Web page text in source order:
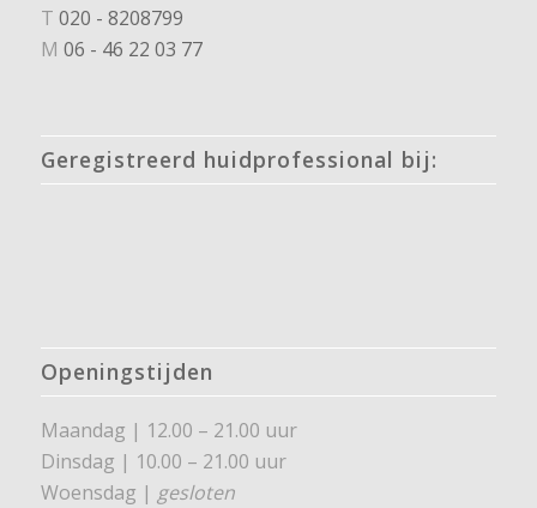
T 020 - 8208799
M 06 - 46 22 03 77
Geregistreerd huidprofessional bij:
Openingstijden
Maandag | 12.00 – 21.00 uur
Dinsdag | 10.00 – 21.00 uur
Woensdag | gesloten